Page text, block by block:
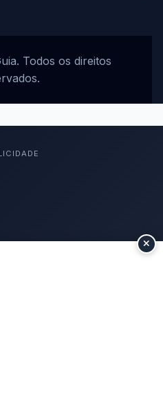
Todos os direitos